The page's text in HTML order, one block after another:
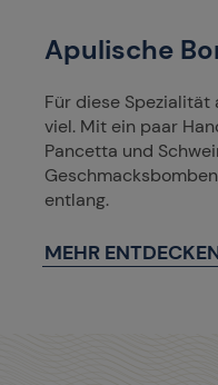
Apulische
Für diese
viel. Mit ein paar
Pancetta und
entlang.
MEHR